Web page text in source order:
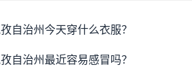
自治州今天穿什么衣服？
自治州最近容易感冒吗？